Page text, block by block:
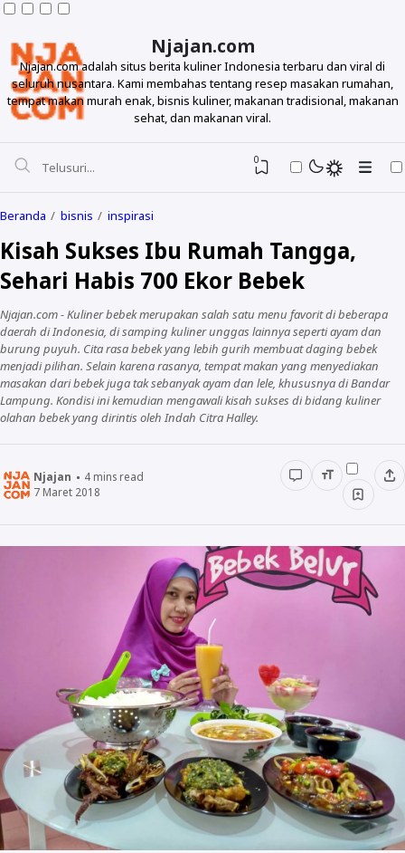
Njajan.com
Njajan.com adalah situs berita kuliner Indonesia terbaru dan viral di
seluruh nusantara. Kami membahas tentang resep masakan rumahan,
tempat makan murah enak, bisnis kuliner, makanan tradisional, makanan
sehat, dan makanan viral.
Resep
Makanan
Info
Njajan Network
0
Beranda bisnis inspirasi
Kisah Sukses Ibu Rumah Tangga,
Sehari Habis 700 Ekor Bebek
Njajan.com - Kuliner bebek merupakan salah satu menu favorit di beberapa
daerah di Indonesia, di samping kuliner unggas lainnya seperti ayam dan
burung puyuh. Cita rasa bebek yang lebih gurih membuat daging bebek
menjadi pilihan. Selain karena rasanya, tempat makan yang menyediakan
masakan dari bebek juga tak sebanyak ayam dan lele, khususnya di Bandar
Lampung. Kondisi ini kemudian mengawali kisah sukses di bidang kuliner
olahan bebek yang dirintis oleh Indah Citra Halley.
Njajan 4mins read
7 Maret 2018